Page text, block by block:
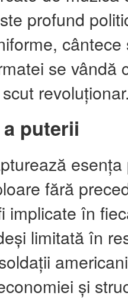
profund
se vândă
puterii
fără
implicate în
limitată în
și